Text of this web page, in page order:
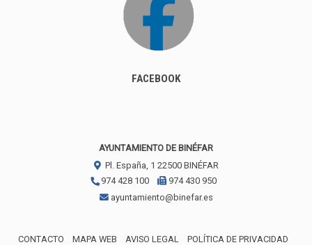
FACEBOOK
AYUNTAMIENTO DE BINÉFAR
Pl. España, 1 22500 BINÉFAR
974 428 100
974 430 950
ayuntamiento@binefar.es
CONTACTO MAPA WEB AVISO LEGAL
POLÍTICA DE PRIVACIDAD